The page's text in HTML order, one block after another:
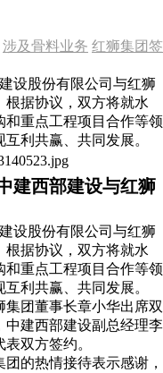
涉及骨料业务 红狮集团签
设股份有限公司与红狮
据协议，双方将就水
重点工程项目合作等领
利共赢、共同发展。
建西部建设与红狮
设股份有限公司与红狮
据协议，双方将就水
重点工程项目合作等领
利共赢、共同发展。
团董事长章小华出席双
中建西部建设副总经理李
双方签约。
的热情接待表示感谢，